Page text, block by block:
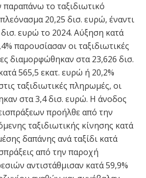
το ταξιδιωτικό
20,25 δισ. ευρώ, έναντι
ευρώ το 2024. Αύξηση κατά
παρουσίασαν οι ταξιδιωτικές
διαμορφώθηκαν στα 23,626 δισ.
565,5 εκατ. ευρώ ή 20,2%
ταξιδιωτικές πληρωμές, οι
στα 3,4 δισ. ευρώ. Η άνοδος
προήλθε από την
ταξιδιωτικής κίνησης κατά
δαπάνης ανά ταξίδι κατά
από την παροχή
αντιστάθμισαν κατά 59,9%